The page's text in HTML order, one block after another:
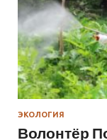
ЭКОЛОГИЯ
Волонтёр